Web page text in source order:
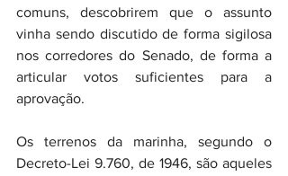
comuns, descobrirem que o assunto
vinha sendo discutido de forma sigilosa
nos corredores do Senado, de forma a
articular votos suficientes para a
aprovação.
Os terrenos da marinha, segundo o
Decreto-Lei 9.760, de 1946, são aqueles